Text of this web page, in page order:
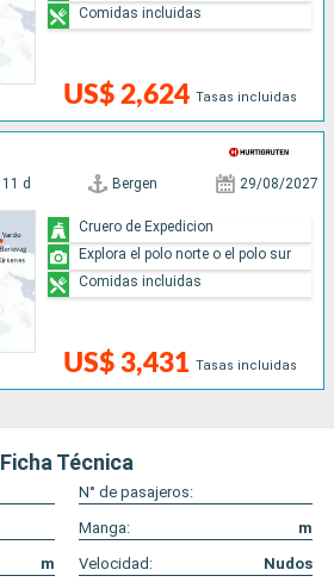
US$ 2,624 Tasas incluidas
Comidas incluidas
11 d Bergen 29/08/2027
US$ 3,431 Tasas incluidas
Cruero de Expedicion
Explora el polo norte o el polo sur
Comidas incluidas
Ficha Técnica
N° de pasajeros:
Manga:
m
m Velocidad: Nudos